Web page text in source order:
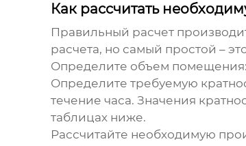
Как рассчитать
Правильный расчет
расчета, но самый простой –
Определите объем помещения
Определите требуемую
течение часа. Значения
таблицах ниже.
Рассчитайте необходимую